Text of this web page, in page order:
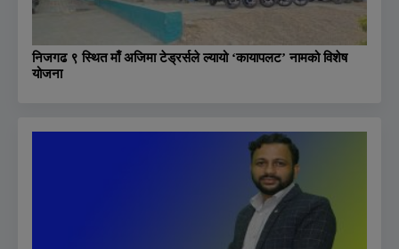
निजगढ ९ स्थित माँ अजिमा टेड्रर्सले ल्यायो ‘कायापलट’ नामको विशेष
योजना